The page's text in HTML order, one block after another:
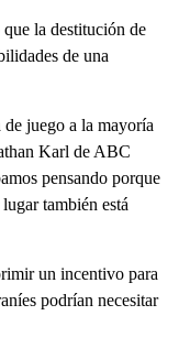
la destitución de
de una
juego a la mayoría
Karl de ABC
pensando porque
también está
un incentivo para
podrían necesitar